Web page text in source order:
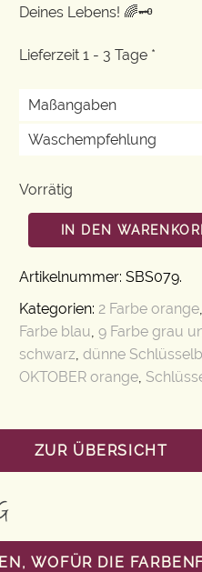
Deines Lebens! 🌈🗝️
Lieferzeit 1 - 3 Tage *
Maßangaben
Waschempfehlung
Vorrätig
IN DEN
Artikelnummer: SBS079.
Kategorien: 2 Farbe orange
Farbe blau 9 Farbe grau
schwarz dünne
OKTOBER orange
ZUR ÜBERSICHT
WOFÜR DIE